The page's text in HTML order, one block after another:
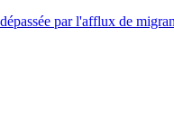
par l'afflux de